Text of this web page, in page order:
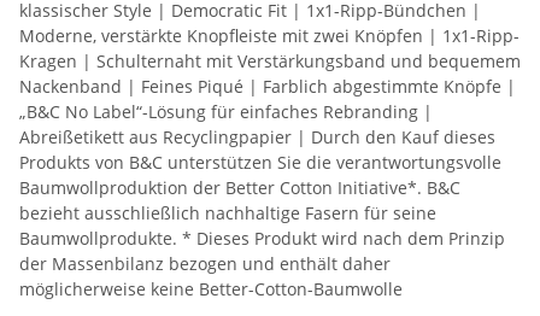
klassischer Style | Democratic Fit | 1x1-Ripp-Bündchen |
Moderne, verstärkte Knopfleiste mit zwei Knöpfen | 1x1-Ripp-
Kragen | Schulternaht mit Verstärkungsband und bequemem
Nackenband | Feines Piqué | Farblich abgestimmte Knöpfe |
„B&C No Label“-Lösung für einfaches Rebranding |
Abreißetikett aus Recyclingpapier | Durch den Kauf dieses
Produkts von B&C unterstützen Sie die verantwortungsvolle
Baumwollproduktion der Better Cotton Initiative*. B&C
bezieht ausschließlich nachhaltige Fasern für seine
Baumwollprodukte. * Dieses Produkt wird nach dem Prinzip
der Massenbilanz bezogen und enthält daher
möglicherweise keine Better-Cotton-Baumwolle